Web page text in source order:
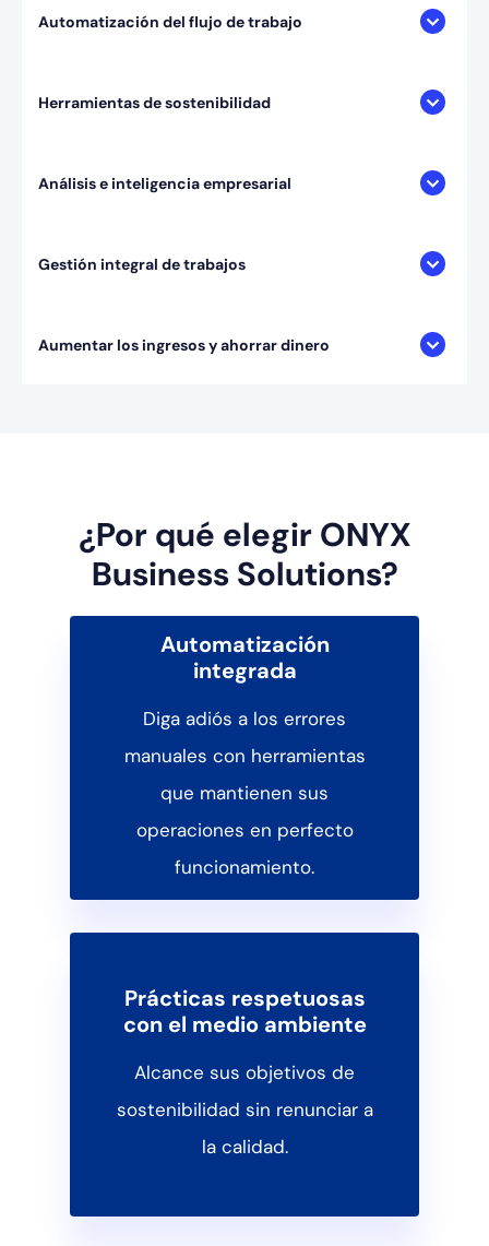
Automatización del flujo de trabajo
Herramientas de sostenibilidad
Análisis e inteligencia empresarial
Gestión integral de trabajos
Aumentar los ingresos y ahorrar dinero
¿Por qué elegir ONYX
Business Solutions?
Automatización
integrada
Diga adiós a los errores
manuales con herramientas
que mantienen sus
operaciones en perfecto
funcionamiento.
Prácticas respetuosas
con el medio ambiente
Alcance sus objetivos de
sostenibilidad sin renunciar a
la calidad.